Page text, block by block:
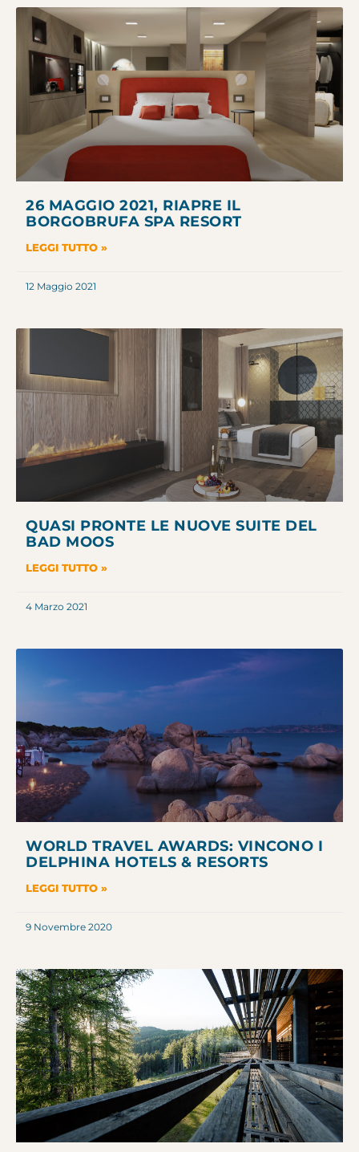
26 MAGGIO 2021, RIAPRE IL
BORGOBRUFA SPA RESORT
LEGGI TUTTO »
12 Maggio 2021
QUASI PRONTE LE NUOVE SUITE DEL
BAD MOOS
LEGGI TUTTO »
4 Marzo 2021
WORLD TRAVEL AWARDS: VINCONO I
DELPHINA HOTELS & RESORTS
LEGGI TUTTO »
9 Novembre 2020